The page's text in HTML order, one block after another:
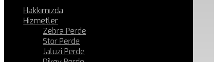
Hakkımızda
Hizmetler
Zebra Perde
Stor Perde
Jaluzi Perde